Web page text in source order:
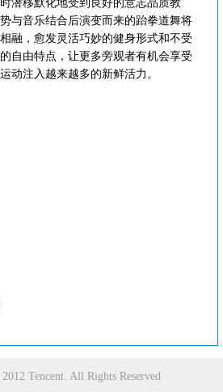
潜移默化地受到良好的意志品质教
与音乐结合后演变而来的跆拳道舞将
融，愈发灵活巧妙的健身形式和不受
自由特点，让更多旁观者有机会享受
动注入越来越多的新鲜活力。
Tencent. All Rights Reserved